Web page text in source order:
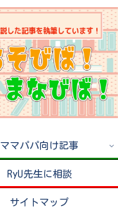
ママパパ向け記事
RyU先生に相談
サイトマップ